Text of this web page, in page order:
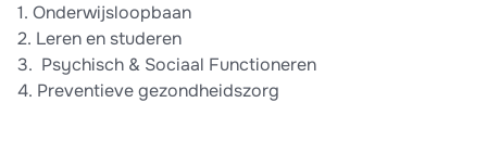
1.⁠ ⁠Onderwijsloopbaan
2.⁠ ⁠Leren en studeren
3.⁠ ⁠ ⁠Psychisch & Sociaal Functioneren
4.⁠ Preventieve gezondheidszorg